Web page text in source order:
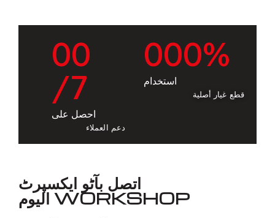
000%
استخدام
قطع غيار أصلية
00
/7
احصل على
دعم العملاء
اتصل بآٹو ایکسپرٹ
WORKSHOP اليوم